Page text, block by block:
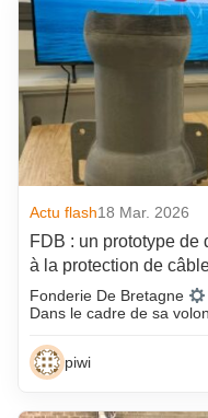
Actu flash18 Mar. 2026
FDB : un prototype
à la protection de
Fonderie De Bretagne
Dans le cadre de sa
piwi